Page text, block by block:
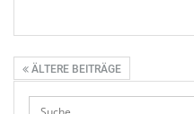
ÄLTERE BEITRÄGE